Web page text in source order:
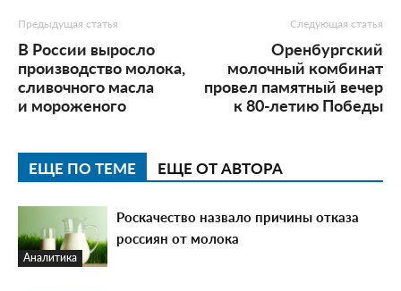
Предыдущая статья
В России выросло
производство молока,
сливочного масла
и мороженого
Следующая статья
Оренбургский
молочный комбинат
провел памятный вечер
к 80-летию Победы
ЕЩЕ ПО ТЕМЕ ЕЩЕ ОТ АВТОРА
Аналитика
Роскачество назвало причины отказа
россиян от молока